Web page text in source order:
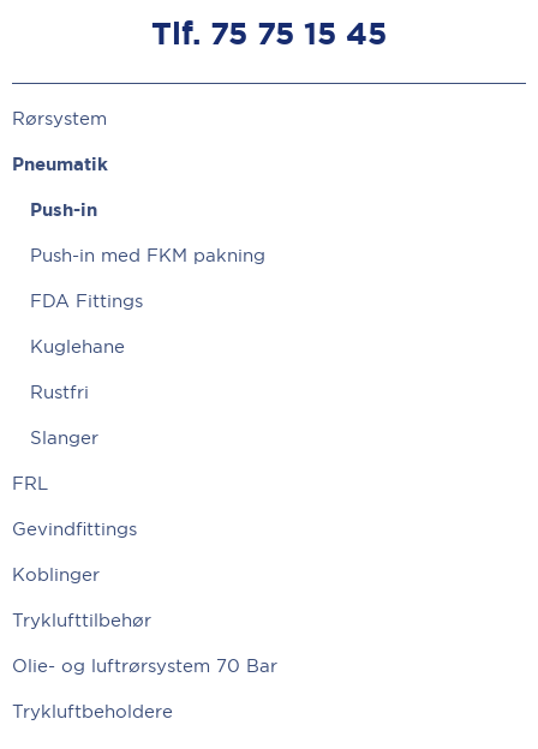
Tlf. 75 75 15 45
Rørsystem
Pneumatik
Push-in
Push-in med FKM pakning
FDA Fittings
Kuglehane
Rustfri
Slanger
FRL
Gevindfittings
Koblinger
Tryklufttilbehør
Olie- og luftrørsystem 70 Bar
Trykluftbeholdere